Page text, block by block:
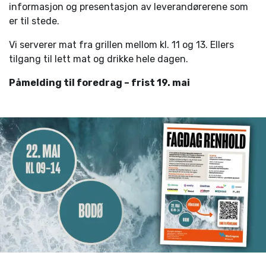
informasjon og presentasjon av leverandørerene som
er til stede.
Vi serverer mat fra grillen mellom kl. 11 og 13. Ellers
tilgang til lett mat og drikke hele dagen.
Påmelding til foredrag – frist 19. mai